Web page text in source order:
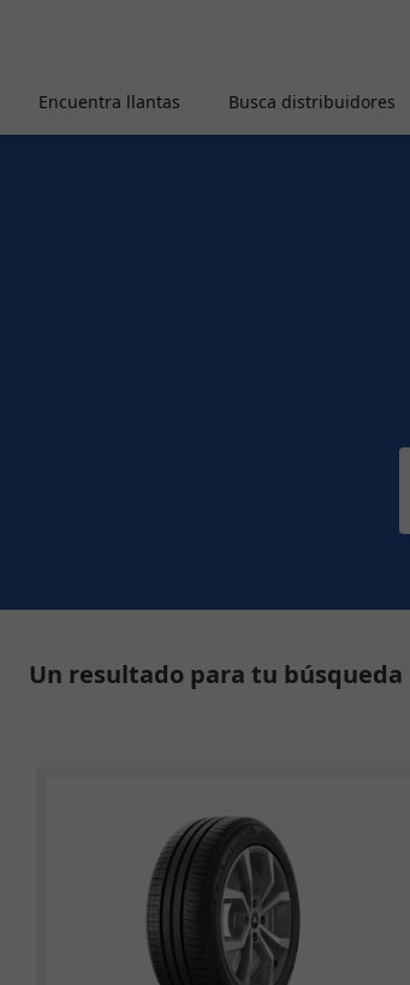
Encuentra llantas Busca distribuidores
Un resultado para tu búsqueda